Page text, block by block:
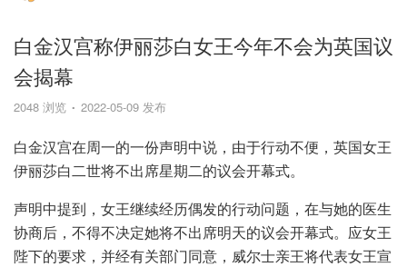
白金汉宫称伊丽莎白女王今年不会为英国议
会揭幕
2048 浏览 2022-05-09 发布
白金汉宫在周一的一份声明中说，由于行动不便，英国女王
伊丽莎白二世将不出席星期二的议会开幕式。
声明中提到，女王继续经历偶发的行动问题，在与她的医生
协商后，不得不决定她将不出席明天的议会开幕式。应女王
陛下的要求，并经有关部门同意，威尔士亲王将代表女王宣